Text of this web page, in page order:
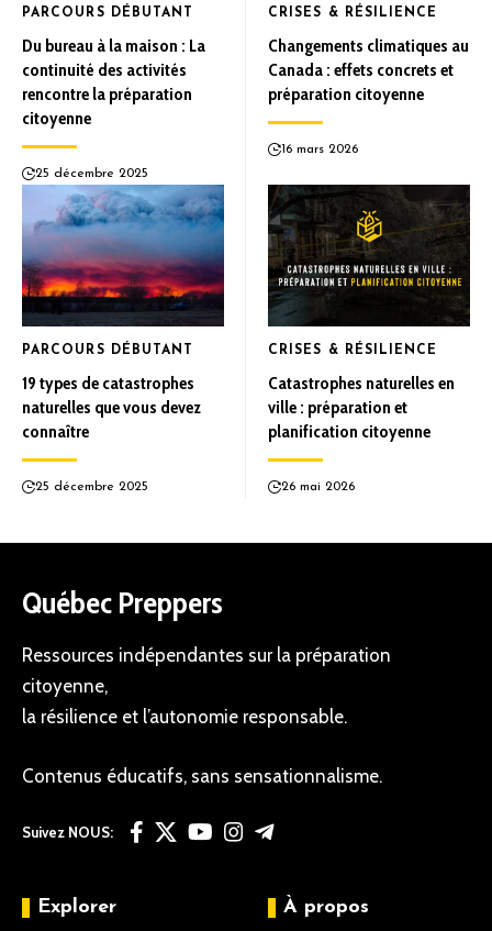
PARCOURS DÉBUTANT
Du bureau à la maison : La
continuité des activités
rencontre la préparation
citoyenne
25 décembre 2025
CRISES & RÉSILIENCE
Changements climatiques au
Canada : effets concrets et
préparation citoyenne
16 mars 2026
PARCOURS DÉBUTANT
19 types de catastrophes
naturelles que vous devez
connaître
25 décembre 2025
CRISES & RÉSILIENCE
Catastrophes naturelles en
ville : préparation et
planification citoyenne
26 mai 2026
Québec Preppers
Ressources indépendantes sur la préparation
citoyenne,
la résilience et l’autonomie responsable.
Contenus éducatifs, sans sensationnalisme.
Suivez NOUS:
Explorer À propos